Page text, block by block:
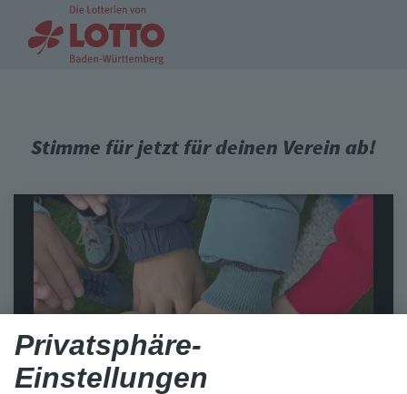
Stimme für jetzt für deinen Verein ab!